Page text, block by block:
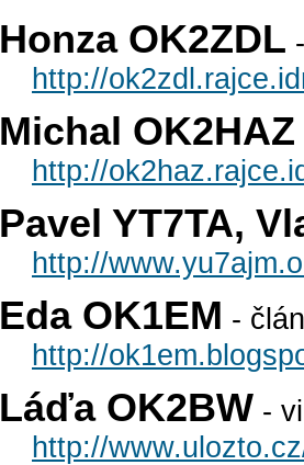
Honza OK2ZDL
http://
Michal OK2HAZ
http://
Pavel YT7TA,
http://
Eda OK1EM -
http://
Láďa OK2BW -
http://